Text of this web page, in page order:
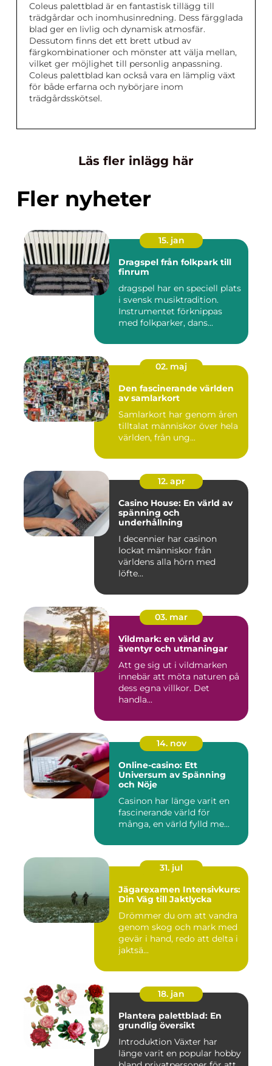
Coleus palettblad är en fantastisk tillägg till
trädgårdar och inomhusinredning. Dess färgglada
blad ger en livlig och dynamisk atmosfär.
Dessutom finns det ett brett utbud av
färgkombinationer och mönster att välja mellan,
vilket ger möjlighet till personlig anpassning.
Coleus palettblad kan också vara en lämplig växt
för både erfarna och nybörjare inom
trädgårdsskötsel.
Läs fler inlägg här
Fler nyheter
15. jan
Dragspel från folkpark till
finrum
dragspel har en speciell plats
i svensk musiktradition.
Instrumentet förknippas
med folkparker, dans...
02. maj
Den fascinerande världen
av samlarkort
Samlarkort har genom åren
tilltalat människor över hela
världen, från ung...
12. apr
Casino House: En värld av
spänning och
underhållning
I decennier har casinon
lockat människor från
världens alla hörn med
löfte...
03. mar
Vildmark: en värld av
äventyr och utmaningar
Att ge sig ut i vildmarken
innebär att möta naturen på
dess egna villkor. Det
handla...
14. nov
Online-casino: Ett
Universum av Spänning
och Nöje
Casinon har länge varit en
fascinerande värld för
många, en värld fylld me...
31. jul
Jägarexamen Intensivkurs:
Din Väg till Jaktlycka
Drömmer du om att vandra
genom skog och mark med
gevär i hand, redo att delta i
jaktsä...
18. jan
Plantera palettblad: En
grundlig översikt
Introduktion Växter har
länge varit en popular hobby